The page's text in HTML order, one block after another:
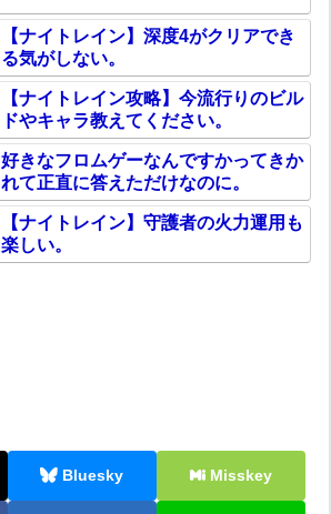
【ナイトレイン】深度4がクリアでき
る気がしない。
【ナイトレイン攻略】今流行りのビル
ドやキャラ教えてください。
好きなフロムゲーなんですかってきか
れて正直に答えただけなのに。
【ナイトレイン】守護者の火力運用も
楽しい。
Bluesky Misskey